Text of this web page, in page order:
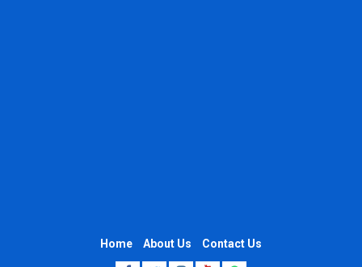
Home About Us Contact Us